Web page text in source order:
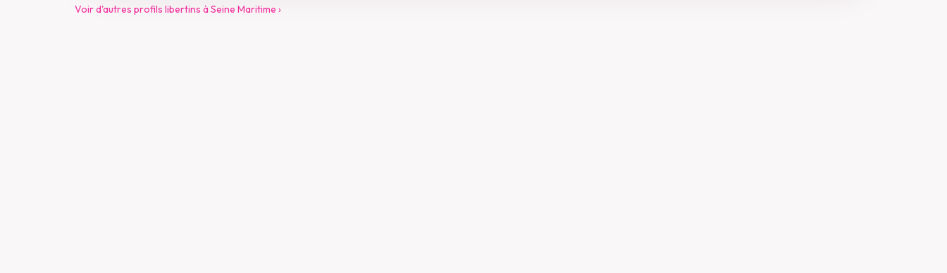
Voir d'autres profils libertins à Seine Maritime ›